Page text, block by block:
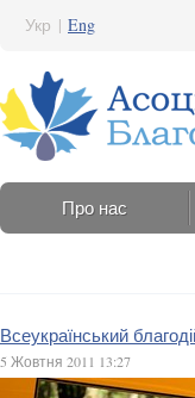
Укр | Eng
Про нас
Всеукраїнський
5 Жовтня 2011 13:27